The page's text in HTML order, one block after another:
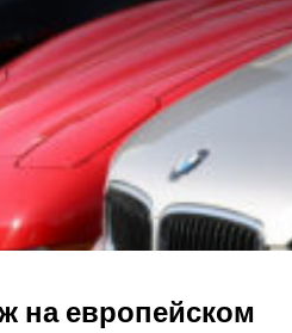
на европейском